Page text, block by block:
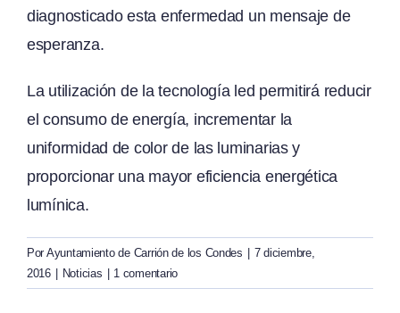
diagnosticado esta enfermedad un mensaje de
esperanza.
La utilización de la tecnología led permitirá reducir
el consumo de energía, incrementar la
uniformidad de color de las luminarias y
proporcionar una mayor eficiencia energética
lumínica.
Por Ayuntamiento de Carrión de los Condes
7 diciembre,
2016
Noticias 1 comentario